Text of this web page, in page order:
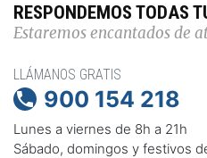
RESPONDEMOS TODAS
Estaremos encantados de
LLÁMANOS GRATIS
 900 154 218
Lunes a viernes de 8h a 21h
Sábado, domingos y festivos